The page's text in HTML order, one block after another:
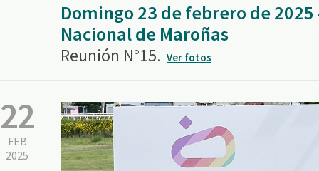
Domingo 23 de febrero de
Nacional de Maroñas
Reunión N°15. Ver fotos
22
FEB
2025